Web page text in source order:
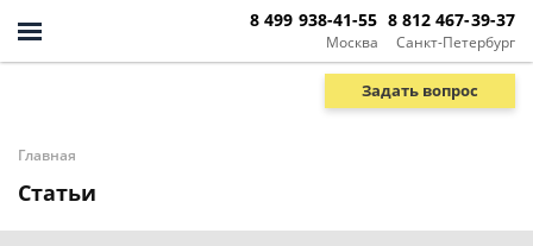
Москва
8 499 938-41-55
Санкт-Петербург
8 812 467-39-37
Задать вопрос
Главная
Статьи